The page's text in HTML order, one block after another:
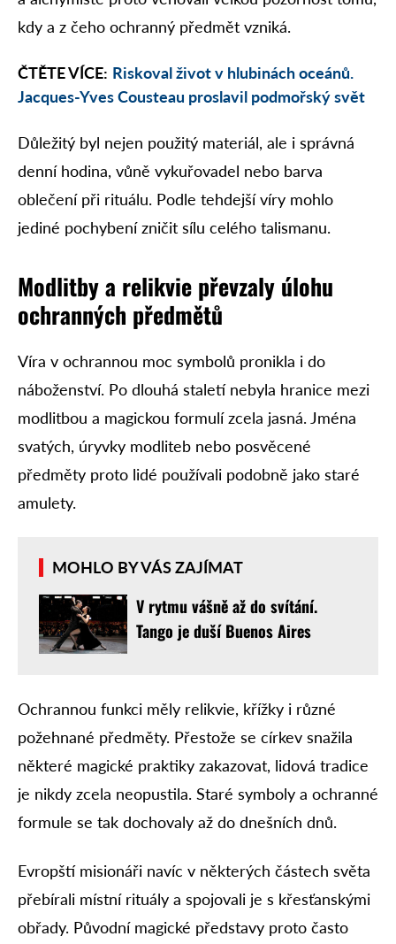
kdy a z čeho ochranný předmět vzniká.
ČTĚTE VÍCE: Riskoval život v hlubinách oceánů.
Jacques-Yves Cousteau proslavil podmořský svět
Důležitý byl nejen použitý materiál, ale i správná
denní hodina, vůně vykuřovadel nebo barva
oblečení při rituálu. Podle tehdejší víry mohlo
jediné pochybení zničit sílu celého talismanu.
Modlitby a relikvie převzaly úlohu
ochranných předmětů
Víra v ochrannou moc symbolů pronikla i do
náboženství. Po dlouhá staletí nebyla hranice mezi
modlitbou a magickou formulí zcela jasná. Jména
svatých, úryvky modliteb nebo posvěcené
předměty proto lidé používali podobně jako staré
amulety.
MOHLO BY VÁS ZAJÍMAT
V rytmu vášně až do svítání.
Tango je duší Buenos Aires
Ochrannou funkci měly relikvie, křížky i různé
požehnané předměty. Přestože se církev snažila
některé magické praktiky zakazovat, lidová tradice
je nikdy zcela neopustila. Staré symboly a ochranné
formule se tak dochovaly až do dnešních dnů.
Evropští misionáři navíc v některých částech světa
přebírali místní rituály a spojovali je s křesťanskými
obřady. Původní magické představy proto často